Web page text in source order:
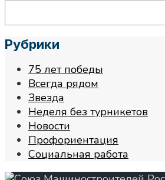
Рубрики
75 лет победы
Всегда рядом
Звезда
Неделя без турникетов
Новости
Профориентация
Социальная работа